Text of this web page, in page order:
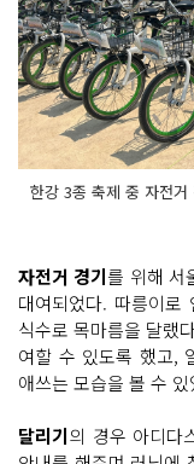
한강 3종 축제 중 자전
자전거 경기를 위해 서
대여되었다. 따릉이로
식수로 목마름을 달랬
여할 수 있도록 했고,
애쓰는 모습을 볼 수 있
달리기의 경우 아디다